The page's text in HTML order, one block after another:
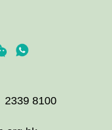
2339 8100